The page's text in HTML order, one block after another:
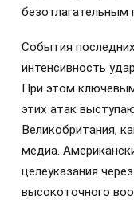
безотлагательным
События
интенсивность
При этом
этих атак
Великобритания,
медиа.
целеуказания
высокоточного